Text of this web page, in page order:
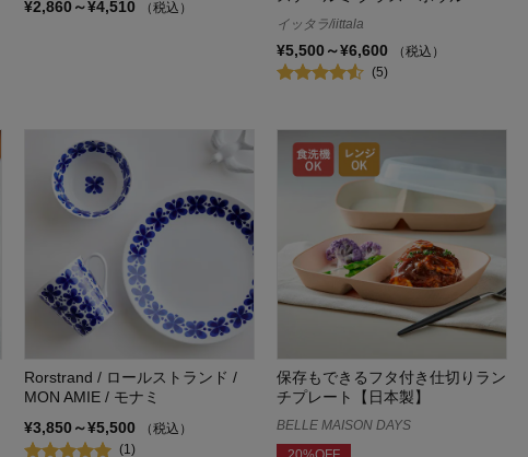
¥2,860～¥4,510
（税込）
イッタラ/iittala
¥5,500～¥6,600
（税込）
(5)
Rorstrand / ロールストランド /
MON AMIE / モナミ
¥3,850～¥5,500
（税込）
(1)
保存もできるフタ付き仕切りラン
チプレート【日本製】
BELLE MAISON DAYS